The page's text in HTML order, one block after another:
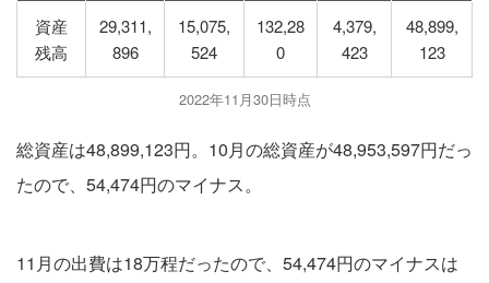
資産
残高
29,311,
896
15,075,
524
132,28
0
4,379,
423
48,899,
123
2022年11月30日時点
総資産は48,899,123円。10月の総資産が48,953,597円だっ
たので、54,474円のマイナス。
11月の出費は18万程だったので、54,474円のマイナスは